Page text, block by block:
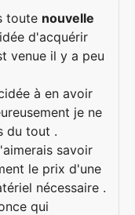
toute nouvelle
d'acquérir
venue il y a peu
à en avoir
je ne
du tout .
savoir
le prix d'une
nécessaire .
qui